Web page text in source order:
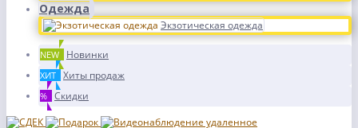
Одежда
Экзотическая одежда
NEW Новинки
ХИТ Хиты продаж
% Скидки